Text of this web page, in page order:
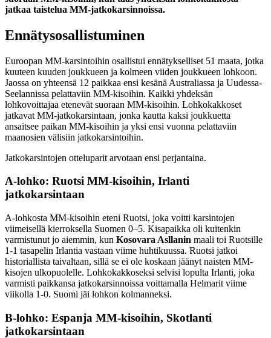
jatkaa taistelua MM-jatkokarsinnoissa.
Ennätysosallistuminen
Euroopan MM-karsintoihin osallistui ennätykselliset 51 maata, jotka
kuuteen kuuden joukkueen ja kolmeen viiden joukkueen lohkoon.
Jaossa on yhteensä 12 paikkaa ensi kesänä Australiassa ja Uudessa-
Seelannissa pelattaviin MM-kisoihin. Kaikki yhdeksän
lohkovoittajaa etenevät suoraan MM-kisoihin. Lohkokakkoset
jatkavat MM-jatkokarsintaan, jonka kautta kaksi joukkuetta
ansaitsee paikan MM-kisoihin ja yksi ensi vuonna pelattaviin
maanosien välisiin jatkokarsintoihin.
Jatkokarsintojen otteluparit arvotaan ensi perjantaina.
A-lohko: Ruotsi MM-kisoihin, Irlanti
jatkokarsintaan
A-lohkosta MM-kisoihin eteni Ruotsi, joka voitti karsintojen
viimeisellä kierroksella Suomen 0–5. Kisapaikka oli kuitenkin
varmistunut jo aiemmin, kun Kosovara Asllanin maali toi Ruotsille
1-1 tasapelin Irlantia vastaan viime huhtikuussa. Ruotsi jatkoi
historiallista taivaltaan, sillä se ei ole koskaan jäänyt naisten MM-
kisojen ulkopuolelle. Lohkokakkoseksi selvisi lopulta Irlanti, joka
varmisti paikkansa jatkokarsinnoissa voittamalla Helmarit viime
viikolla 1-0. Suomi jäi lohkon kolmanneksi.
B-lohko: Espanja MM-kisoihin, Skotlanti
jatkokarsintaan